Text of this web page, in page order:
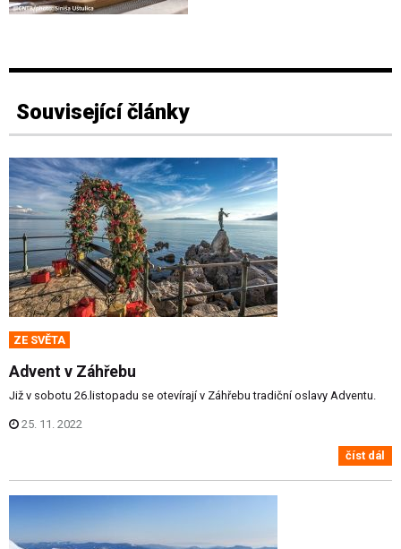
Související články
ZE SVĚTA
Advent v Záhřebu
Již v sobotu 26.listopadu se otevírají v Záhřebu tradiční oslavy Adventu.
25. 11. 2022
číst dál